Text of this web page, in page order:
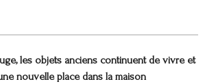
les objets anciens continuent de vivre et
nouvelle place dans la maison